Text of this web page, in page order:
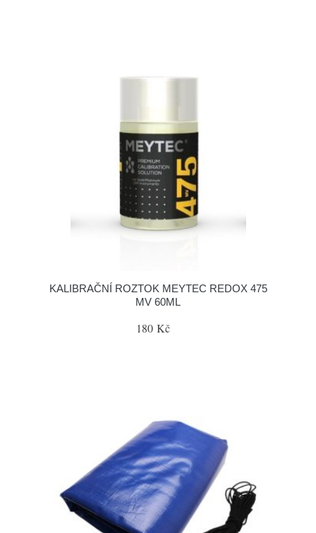
KALIBRAČNÍ ROZTOK MEYTEC REDOX 475
MV 60ML
180 Kč